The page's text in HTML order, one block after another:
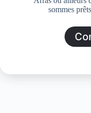
sommes